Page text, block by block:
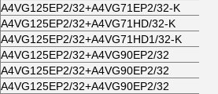
A4VG125EP2/32+A4VG71EP2/32-K
A4VG125EP2/32+A4VG71HD/32-K
A4VG125EP2/32+A4VG71HD1/32-K
A4VG125EP2/32+A4VG90EP2/32
A4VG125EP2/32+A4VG90EP2/32
A4VG125EP2/32+A4VG90EP2/32